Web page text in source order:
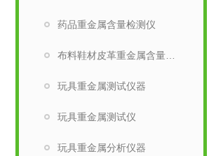
药品重金属含量检测仪
玩具重金属测试仪器
玩具重金属测试仪
玩具重金属分析仪器